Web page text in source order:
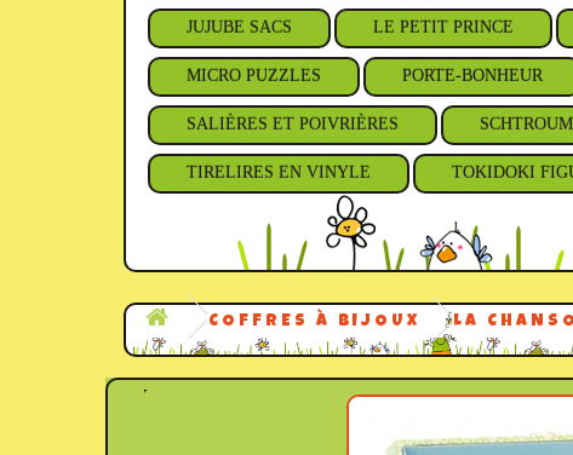
JUJUBE SACS LE PETIT PRINCE
MICRO PUZZLES PORTE-BONHEUR
SALIÈRES ET POIVRIÈRES
TIRELIRES EN VINYLE TOKIDOKI
COFFRES À BIJOUX LA